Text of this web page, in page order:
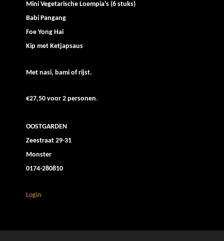
Mini Vegetarische Loempia's (6 stuks)
Babi Pangang
Foe Yong Hai
Kip met Ketjapsaus
Met nasi, bami of rijst.
€27,50 voor 2 personen.
OOSTGARDEN
Zeestraat 29-31
Monster
0174-280810
Login